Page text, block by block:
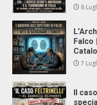
8
Falco
7
Il